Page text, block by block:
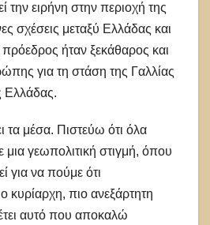
την ειρήνη στην περιοχή της
σχέσεις μεταξύ Ελλάδας και
ήταν ξεκάθαρος και
για τη στάση της Γαλλίας
Ελλάδας.
τα μέσα. Πιστεύω ότι όλα
γεωπολιτική στιγμή, όπου
για να πούμε ότι
κυρίαρχη, πιο ανεξάρτητη
αυτό που αποκαλώ